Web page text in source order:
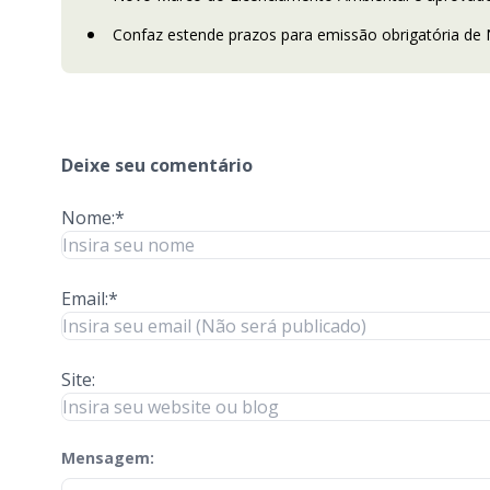
Confaz estende prazos para emissão obrigatória de
Deixe seu comentário
Nome:*
Email:*
Site:
Mensagem:
check-terms